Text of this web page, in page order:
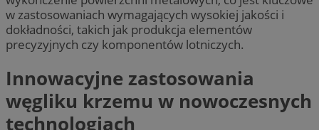
w zastosowaniach wymagających wysokiej jakości i
dokładności, takich jak produkcja elementów
precyzyjnych czy komponentów lotniczych.
Innowacyjne zastosowania
węgliku krzemu w nowoczesnych
technologiach